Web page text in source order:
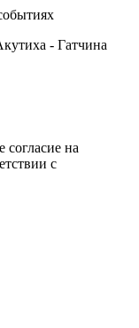
- Гатчина
на
с